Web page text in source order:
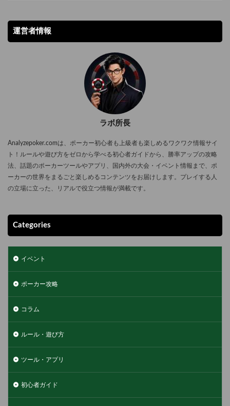
運営者情報
ラボ所長
Analyzepoker.comは、ポーカー初心者も上級者も楽しめるワクワク情報サイ
ト！ルールや遊び方をゼロから学べる初心者ガイドから、勝率アップの攻略
法、話題のポーカーツールやアプリ、国内外の大会・イベント情報まで、ポ
ーカーの世界をまるごと楽しめるコンテンツをお届けします。プレイする人
の立場に立った、リアルで役立つ情報が満載です。
Categories
イベント
ポーカー攻略
コラム
ルール・遊び方
ツール・アプリ
初心者ガイド